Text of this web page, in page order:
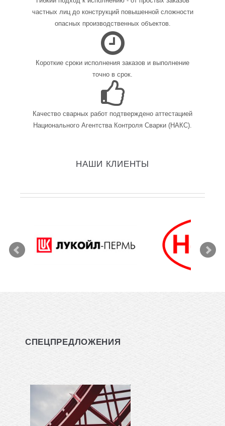
частных лиц до конструкций повышенной сложности
опасных производственных объектов.
Короткие сроки исполнения заказов и выполнение
точно в срок.
Качество сварных работ подтверждено аттестацией
Национального Агентства Контроля Сварки (НАКС).
НАШИ КЛИЕНТЫ
СПЕЦПРЕДЛОЖЕНИЯ